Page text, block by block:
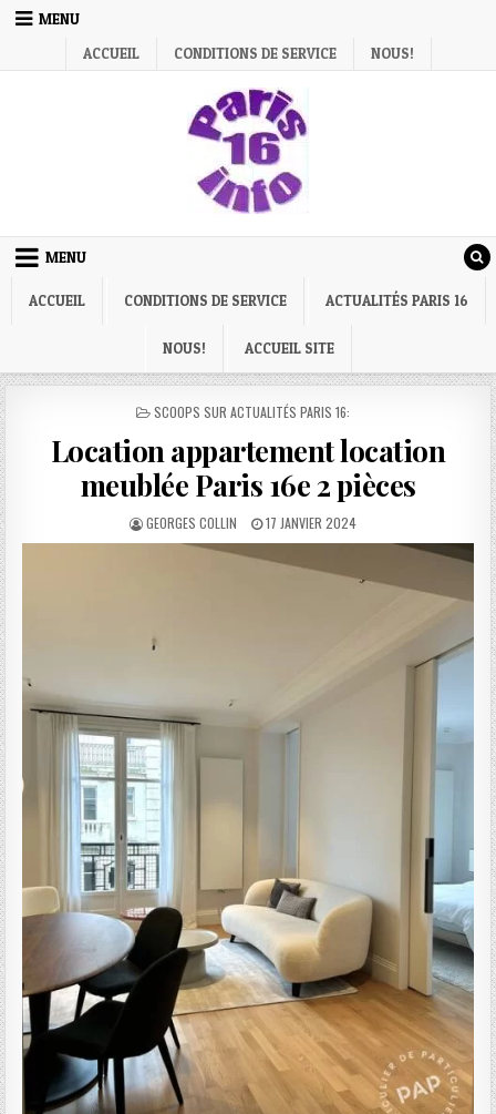
Skip
MENU
ACCUEIL
CONDITIONS DE SERVICE NOUS!
MENU
ACCUEIL CONDITIONS DE SERVICE ACTUALITÉS PARIS 16
NOUS! ACCUEIL SITE
POSTED
SCOOPS SUR ACTUALITÉS PARIS 16:
Location appartement location
meublée Paris 16e 2 pièces
AUTHOR:
GEORGES COLLIN
PUBLISHED
DATE:
17 JANVIER 2024